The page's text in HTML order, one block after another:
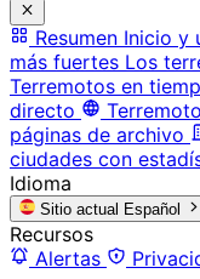
Resumen Inicio y
más fuertes Los
Terremotos en
directo
páginas de archivo
ciudades con
Idioma
Sitio actual Español
Recursos
Alertas